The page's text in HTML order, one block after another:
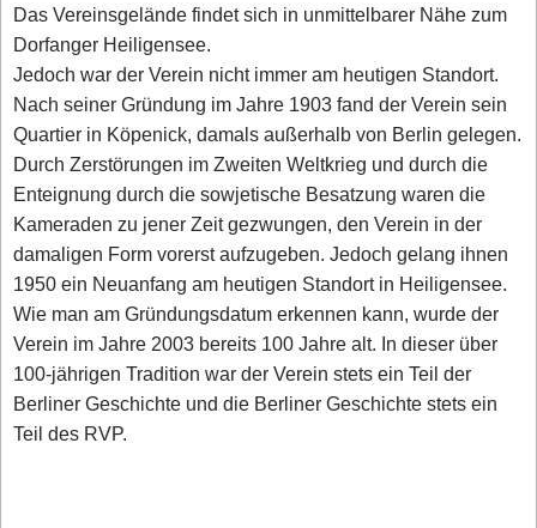
Das Vereinsgelände findet sich in unmittelbarer Nähe zum
Dorfanger Heiligensee.
Jedoch war der Verein nicht immer am heutigen Standort.
Nach seiner Gründung im Jahre 1903 fand der Verein sein
Quartier in Köpenick, damals außerhalb von Berlin gelegen.
Durch Zerstörungen im Zweiten Weltkrieg und durch die
Enteignung durch die sowjetische Besatzung waren die
Kameraden zu jener Zeit gezwungen, den Verein in der
damaligen Form vorerst aufzugeben. Jedoch gelang ihnen
1950 ein Neuanfang am heutigen Standort in Heiligensee.
Wie man am Gründungsdatum erkennen kann, wurde der
Verein im Jahre 2003 bereits 100 Jahre alt. In dieser über
100-jährigen Tradition war der Verein stets ein Teil der
Berliner Geschichte und die Berliner Geschichte stets ein
Teil des RVP.